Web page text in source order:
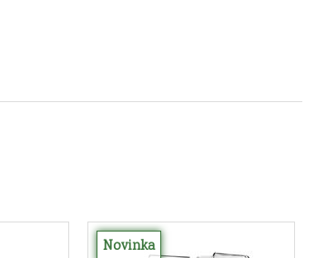
Novinka